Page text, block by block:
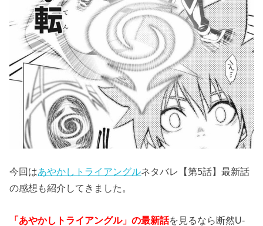
今回はあやかしトライアングルネタバレ【第5話】最新話
の感想も紹介してきました。
「あやかしトライアングル」の最新話を見るなら断然U-